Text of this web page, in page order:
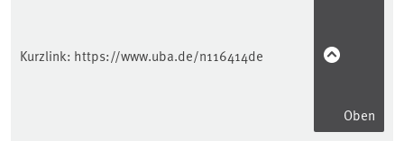
Kurzlink: https://www.uba.de/n116414de
Oben